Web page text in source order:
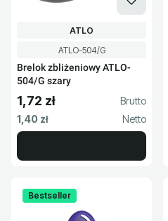
Kod produktu
ATLO-504/G
Brelok zbliżeniowy ATLO-
504/G szary
PRODUCENT
ATLO
Cena brutto
1,72 zł
Cena netto
1,40 zł
Bestseller